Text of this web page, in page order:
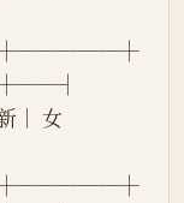
│ 女